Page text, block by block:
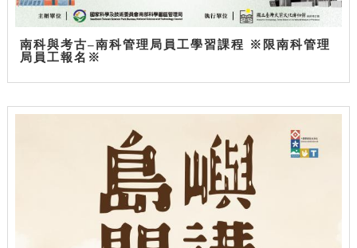
南科與考古–南科管理局員工學習課程 ※限南科管理
局員工報名※